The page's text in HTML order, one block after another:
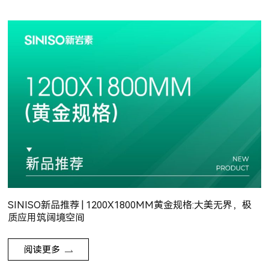
SINISO新品推荐 | 1200X1800MM黄金规格:大美无界，极
质应用筑阔境空间
阅读更多